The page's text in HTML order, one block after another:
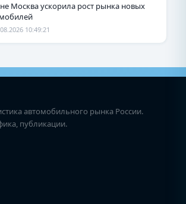
Москва ускорила рост рынка новых
10:49:21
автомобильного рынка России.
публикации.